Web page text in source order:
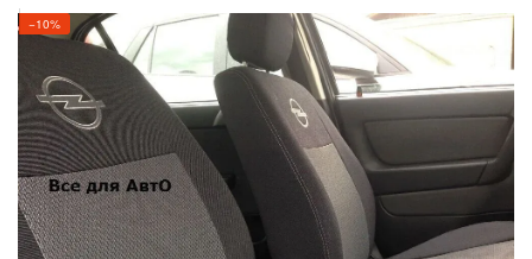
−10%